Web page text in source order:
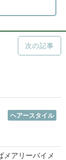
次の記事
ヘアースタイル
メアリーバイメ